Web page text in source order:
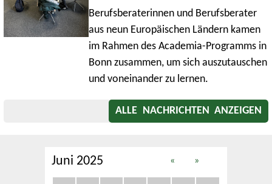
Berufsberaterinnen und Berufsberater
aus neun Europäischen Ländern kamen
im Rahmen des Academia-Programms in
Bonn zusammen, um sich auszutauschen
und voneinander zu lernen.
ALLE NACHRICHTEN ANZEIGEN
Juni 2025 « »